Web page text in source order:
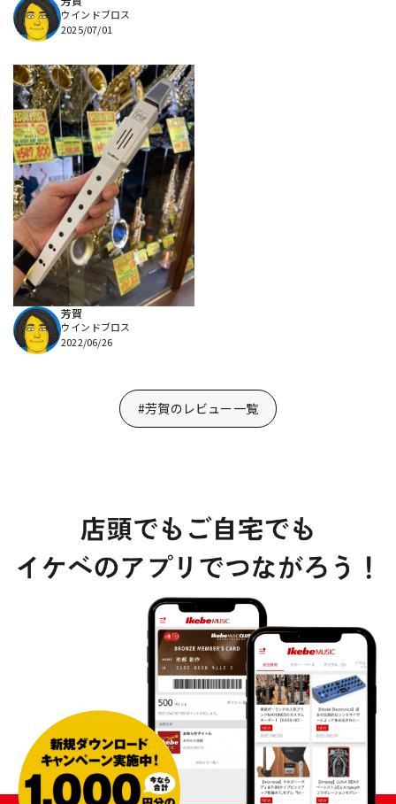
ウインドブロス
2025/07/01
芳賀
ウインドブロス
2022/06/26
#芳賀のレビュー一覧